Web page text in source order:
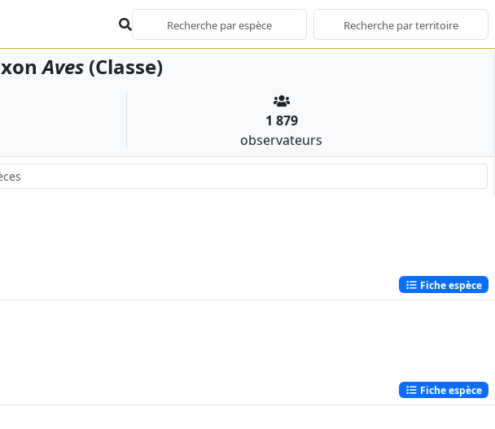
Aves(Classe)
1 879
observateurs
Fiche espèce
Fiche espèce